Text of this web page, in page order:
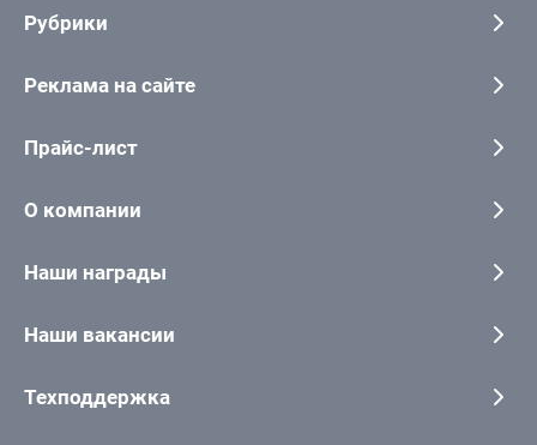
Рубрики
Реклама на сайте
Прайс-лист
О компании
Наши награды
Наши вакансии
Техподдержка